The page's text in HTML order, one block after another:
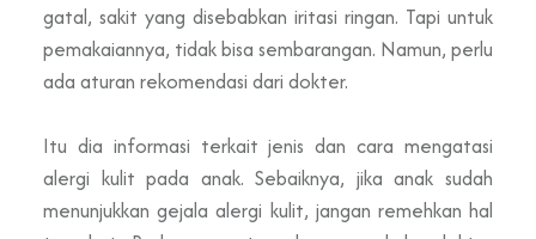
gatal, sakit yang disebabkan iritasi ringan. Tapi untuk
pemakaiannya, tidak bisa sembarangan. Namun, perlu
ada aturan rekomendasi dari dokter.
Itu dia informasi terkait jenis dan cara mengatasi
alergi kulit pada anak. Sebaiknya, jika anak sudah
menunjukkan gejala alergi kulit, jangan remehkan hal